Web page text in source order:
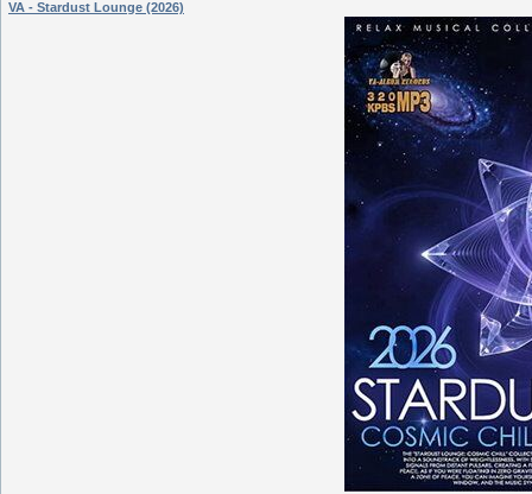
VA - Stardust Lounge (2026)